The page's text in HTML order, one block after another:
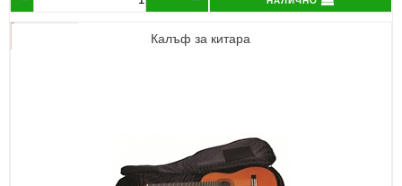
Калъф за китара